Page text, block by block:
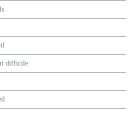
difficile